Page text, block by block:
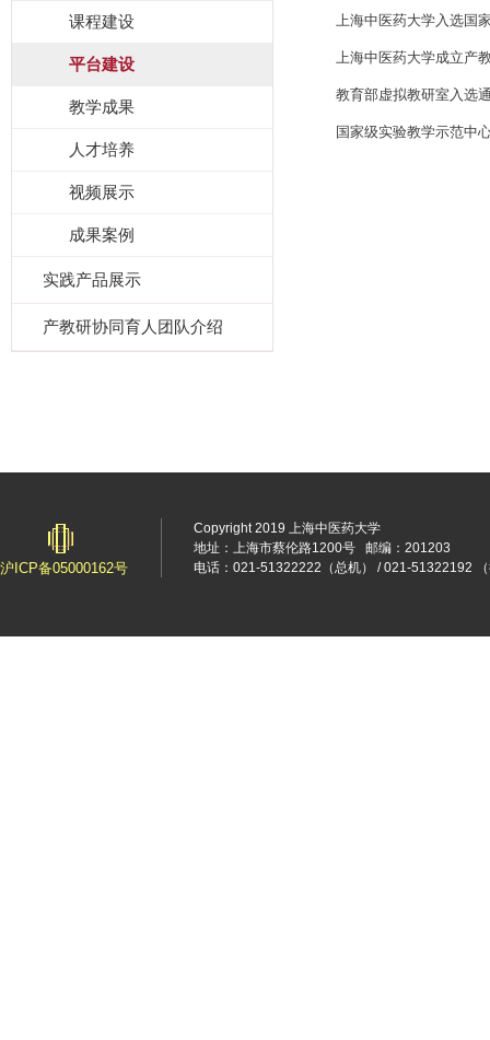
课程建设
平台建设
教学成果
人才培养
视频展示
成果案例
实践产品展示
产教研协同育人团队介绍
上海中医药大学入选国
上海中医药大学成立产
教育部虚拟教研室入选
国家级实验教学示范中
沪ICP备05000162号
Copyright 2019 上海中医药大学
地址：上海市蔡伦路1200号
邮编：201203
电话：021-51322222（总机） / 021-51322192